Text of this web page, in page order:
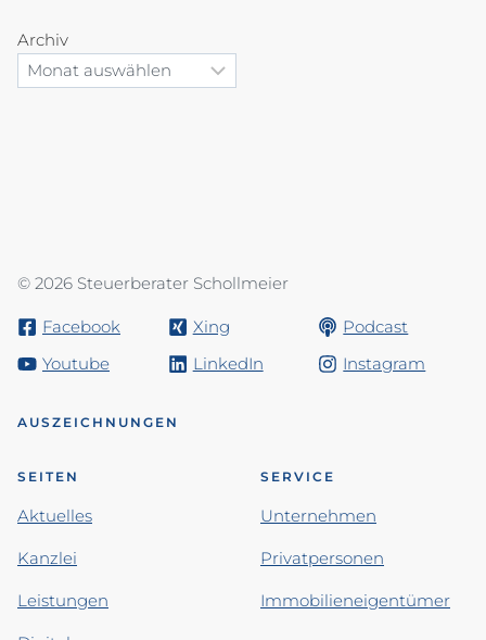
Archiv
© 2026 Steuerberater Schollmeier
Facebook Xing
Podcast
Youtube
LinkedIn Instagram
AUSZEICHNUNGEN
SEITEN
Aktuelles
Kanzlei
Leistungen
SERVICE
Unternehmen
Privatpersonen
Immobilieneigentümer